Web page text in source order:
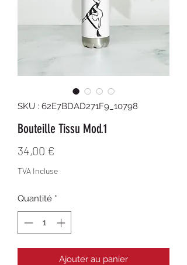
SKU : 62E7BDAD271F9_10798
Bouteille Tissu Mod.1
34,00 €
TVA Incluse
Quantité *
Ajouter au panier